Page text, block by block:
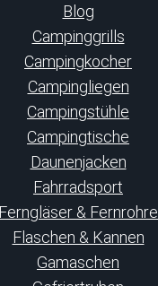
Blog
Campinggrills
Campingkocher
Campingliegen
Campingstühle
Campingtische
Daunenjacken
Fahrradsport
Ferngläser & Fernrohre
Flaschen & Kannen
Gamaschen